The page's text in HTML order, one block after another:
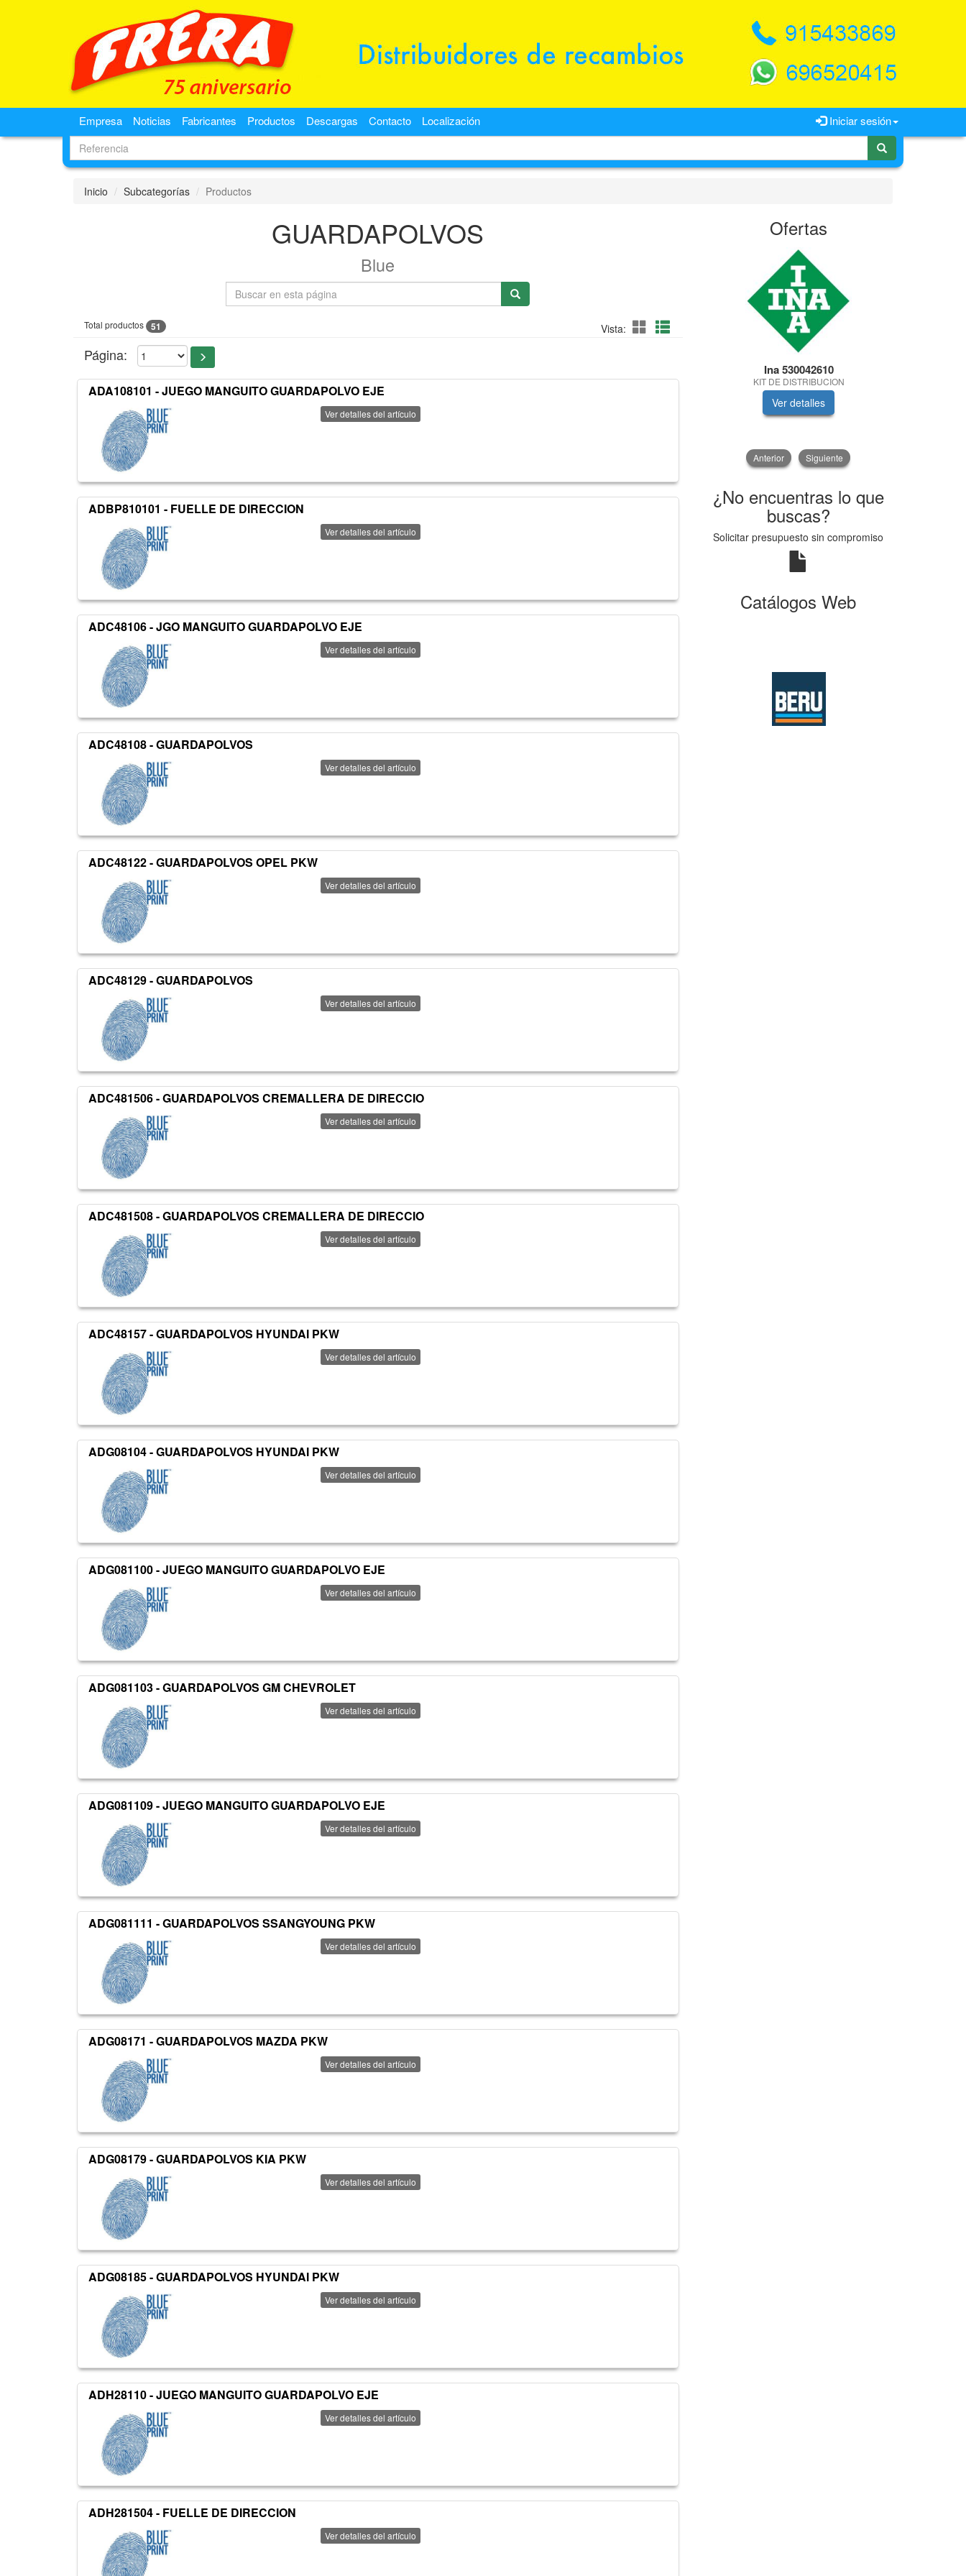
Iniciar sesión
Empresa Noticias Fabricantes Productos Descargas Contacto Localización
Inicio Subcategorías Productos
GUARDAPOLVOS
Blue
Total productos 51 Vista:
Página:
ADA108101 - JUEGO MANGUITO GUARDAPOLVO EJE
Ver detalles del artículo
ADBP810101 - FUELLE DE DIRECCION
Ver detalles del artículo
ADC48106 - JGO MANGUITO GUARDAPOLVO EJE
Ver detalles del artículo
ADC48108 - GUARDAPOLVOS
Ver detalles del artículo
ADC48122 - GUARDAPOLVOS OPEL PKW
Ver detalles del artículo
ADC48129 - GUARDAPOLVOS
Ver detalles del artículo
ADC481506 - GUARDAPOLVOS CREMALLERA DE DIRECCIO
Ver detalles del artículo
ADC481508 - GUARDAPOLVOS CREMALLERA DE DIRECCIO
Ver detalles del artículo
ADC48157 - GUARDAPOLVOS HYUNDAI PKW
Ver detalles del artículo
ADG08104 - GUARDAPOLVOS HYUNDAI PKW
Ver detalles del artículo
ADG081100 - JUEGO MANGUITO GUARDAPOLVO EJE
Ver detalles del artículo
ADG081103 - GUARDAPOLVOS GM CHEVROLET
Ver detalles del artículo
ADG081109 - JUEGO MANGUITO GUARDAPOLVO EJE
Ver detalles del artículo
ADG081111 - GUARDAPOLVOS SSANGYOUNG PKW
Ver detalles del artículo
ADG08171 - GUARDAPOLVOS MAZDA PKW
Ver detalles del artículo
ADG08179 - GUARDAPOLVOS KIA PKW
Ver detalles del artículo
ADG08185 - GUARDAPOLVOS HYUNDAI PKW
Ver detalles del artículo
ADH28110 - JUEGO MANGUITO GUARDAPOLVO EJE
Ver detalles del artículo
ADH281504 - FUELLE DE DIRECCION
Ver detalles del artículo
Ofertas
Ina 530042610
KIT DE DISTRIBUCION
Ver detalles
Anterior Siguiente
¿No encuentras lo que
buscas?
Solicitar presupuesto sin compromiso
Catálogos Web